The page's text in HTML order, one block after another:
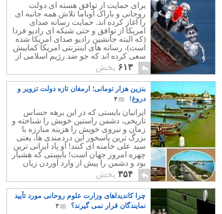
برای حمایت از توافق هسته ای دولت
روحانی و باراک اوباما تلاش همه جانبه ای
را آغاز کرده اند. حمایت رسانه صدای
امریکا از توافق و حتی شبکه ای رادیو فردا
(که البته جانشین رادیو صدای امریکا شده
است)، رسانه های اینترنتی امریکا کمابیش
سعی کرده اند که جو ضد رژیم اسلامی از
بین برود و مس روحانی را طلا معرفی می
کنند. وقتی رادیو فردا به تریبون روحانی
بدل شود و از مردم ایران بخواهد که همه
جوره برای انتخابات از خود مایه بگذارند ،
جای گمانه برای تئوری تاریخی کارتر و
۶۱۳ پخش
بنزین هزار تومانی؛ ارمغان تازه دولت تزویر و
دروغ!
۴
ایرانیان بایستی که در این برهه حساس
تاریخی، دشمن راستین خویش را شناخته و
زمان و نیروی خویش را هزینه مبارزه با
بزرگ ترین پاسخور این دردمندی ها، یعنی
سید علی خامنه ای کنند! او پاد ایرانی ترین
چهره امروز جهان است! بایستی که هشیار
بود و دشمن را پیش از وارد آوردن زیان
های بیشتر، از میدان به در کرد!
۳۵۴ پخش
چرا کاندیداهای وزارت علوم روحانی مورد تأیید
نمایندگان قرار نمی گیرند؟
۳